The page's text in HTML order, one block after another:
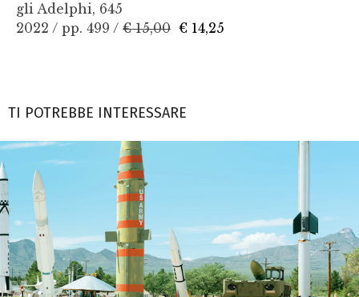
gli Adelphi, 645
2022 / pp. 499 / € 15,00 € 14,25
TI POTREBBE INTERESSARE